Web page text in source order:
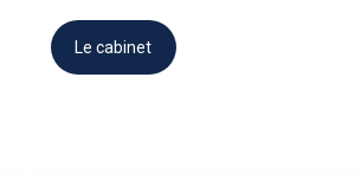
Le cabinet